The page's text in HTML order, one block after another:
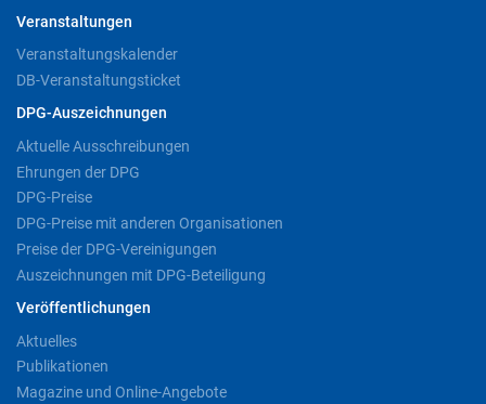
Veranstaltungen
Veranstaltungskalender
DB-Veranstaltungsticket
DPG-Auszeichnungen
Aktuelle Ausschreibungen
Ehrungen der DPG
DPG-Preise
DPG-Preise mit anderen Organisationen
Preise der DPG-Vereinigungen
Auszeichnungen mit DPG-Beteiligung
Veröffentlichungen
Aktuelles
Publikationen
Magazine und Online-Angebote